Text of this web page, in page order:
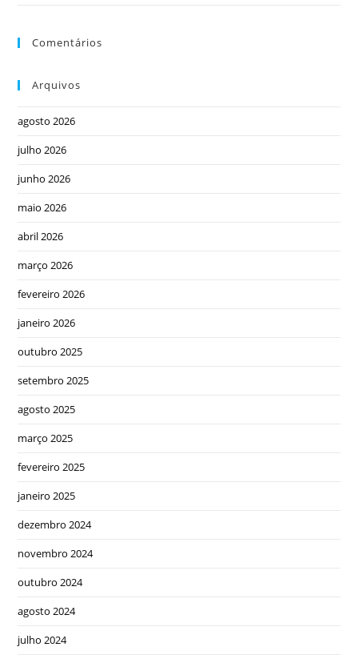
Comentários
Arquivos
agosto 2026
julho 2026
junho 2026
maio 2026
abril 2026
março 2026
fevereiro 2026
janeiro 2026
outubro 2025
setembro 2025
agosto 2025
março 2025
fevereiro 2025
janeiro 2025
dezembro 2024
novembro 2024
outubro 2024
agosto 2024
julho 2024